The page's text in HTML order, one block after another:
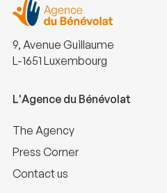
9, Avenue Guillaume
L-1651 Luxembourg
L'Agence du Bénévolat
The Agency
Press Corner
Contact us